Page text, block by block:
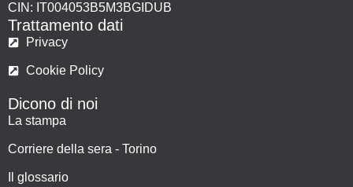
CIN: IT004053B5M3BGIDUB
Trattamento dati
Privacy
Cookie Policy
Dicono di noi
La stampa
Corriere della sera - Torino
Il glossario